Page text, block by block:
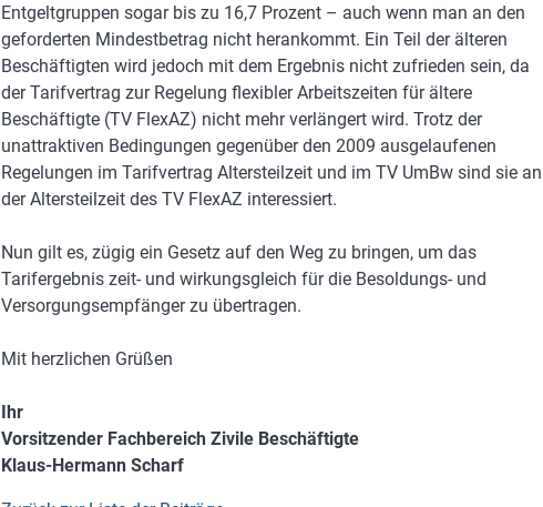
Entgeltgruppen sogar bis zu 16,7 Prozent – auch wenn man an den
geforderten Mindestbetrag nicht herankommt. Ein Teil der älteren
Beschäftigten wird jedoch mit dem Ergebnis nicht zufrieden sein, da
der Tarifvertrag zur Regelung flexibler Arbeitszeiten für ältere
Beschäftigte (TV FlexAZ) nicht mehr verlängert wird. Trotz der
unattraktiven Bedingungen gegenüber den 2009 ausgelaufenen
Regelungen im Tarifvertrag Altersteilzeit und im TV UmBw sind sie an
der Altersteilzeit des TV FlexAZ interessiert.
Nun gilt es, zügig ein Gesetz auf den Weg zu bringen, um das
Tarifergebnis zeit- und wirkungsgleich für die Besoldungs- und
Versorgungsempfänger zu übertragen.
Mit herzlichen Grüßen
Ihr
Vorsitzender Fachbereich Zivile Beschäftigte
Klaus-Hermann Scharf